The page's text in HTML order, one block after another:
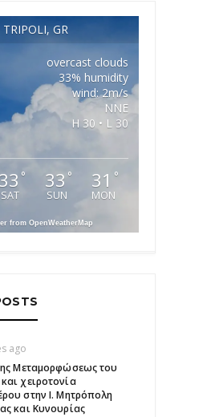
TRIPOLI, GR
overcast clouds
33% humidity
wind: 2m/s
NNE
H 30 • L 30
33 °
SAT
33 °
SUN
31 °
MON
from OpenWeatherMap
ago
Μεταμορφώσεως του
χειροτονία
στην Ι. Μητρόπολη
και Κυνουρίας